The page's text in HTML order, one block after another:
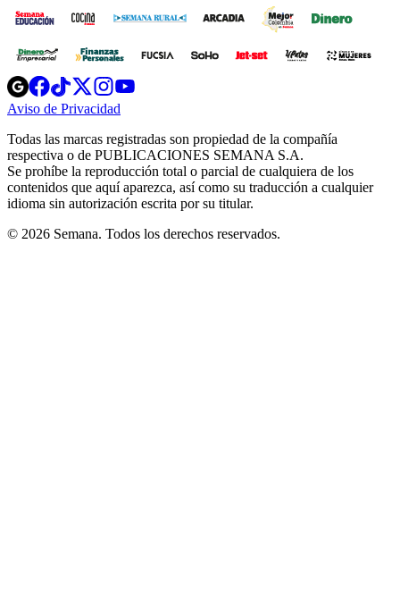
Opens
in
new
Opens
in
new
Opens
in
new
window
Opens
new
windowwindow
Aviso de Privacidad
new
window
Todas las marcas registradas son propiedad de la compañía
respectiva o de PUBLICACIONES SEMANA S.A.
Se prohíbe la reproducción total o parcial de cualquiera de los
contenidos que aquí aparezca, así como su traducción a cualquier
idioma sin autorización escrita por su titular.
© 2026 Semana. Todos los derechos reservados.